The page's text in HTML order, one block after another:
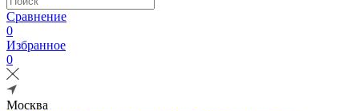
Сравнение
0
Избранное
0
Москва